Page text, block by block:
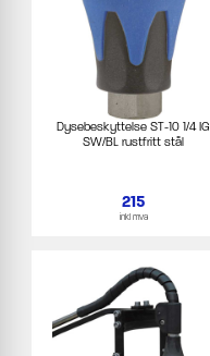
Dysebeskyttelse ST-10 1/4 IG
SW/BL rustfritt stål
215
inkl mva